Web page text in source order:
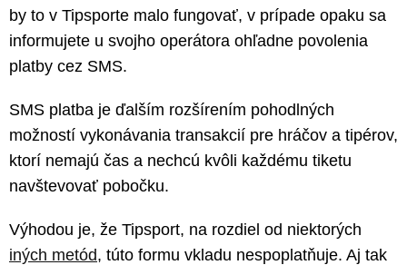
by to v Tipsporte malo fungovať, v prípade opaku sa
informujete u svojho operátora ohľadne povolenia
platby cez SMS.
SMS platba je ďalším rozšírením pohodlných
možností vykonávania transakcií pre hráčov a tipérov,
ktorí nemajú čas a nechcú kvôli každému tiketu
navštevovať pobočku.
Výhodou je, že Tipsport, na rozdiel od niektorých
iných metód, túto formu vkladu nespoplatňuje. Aj tak